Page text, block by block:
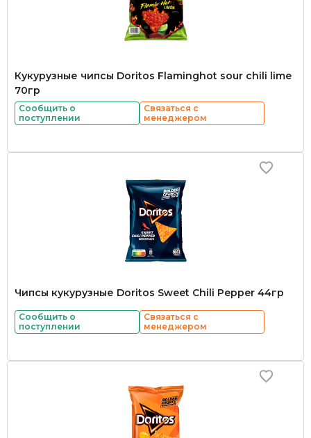
Кукурузные чипсы Doritos Flaminghot sour chili lime
70гр
Сообщить о
поступлении
Связаться с
менеджером
Чипсы кукурузные Doritos Sweet Chili Pepper 44гр
Сообщить о
поступлении
Связаться с
менеджером